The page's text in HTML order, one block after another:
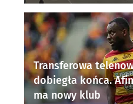
Transferowa
dobiegła końca.
ma nowy klub